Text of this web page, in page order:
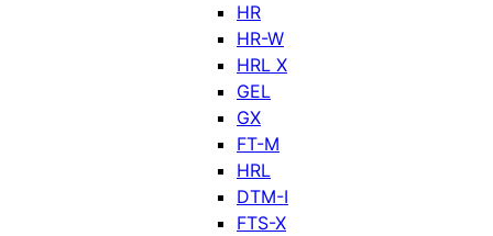
HR
HR-W
HRL X
GEL
GX
FT-M
HRL
DTM-I
FTS-X